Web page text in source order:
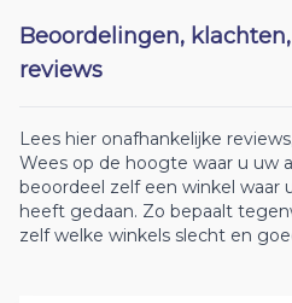
Beoordelingen,
reviews
Lees hier onafhankelijke
Wees op de hoogte waar u uw
beoordeel zelf een winkel waar
heeft gedaan. Zo bepaalt
zelf welke winkels slecht en